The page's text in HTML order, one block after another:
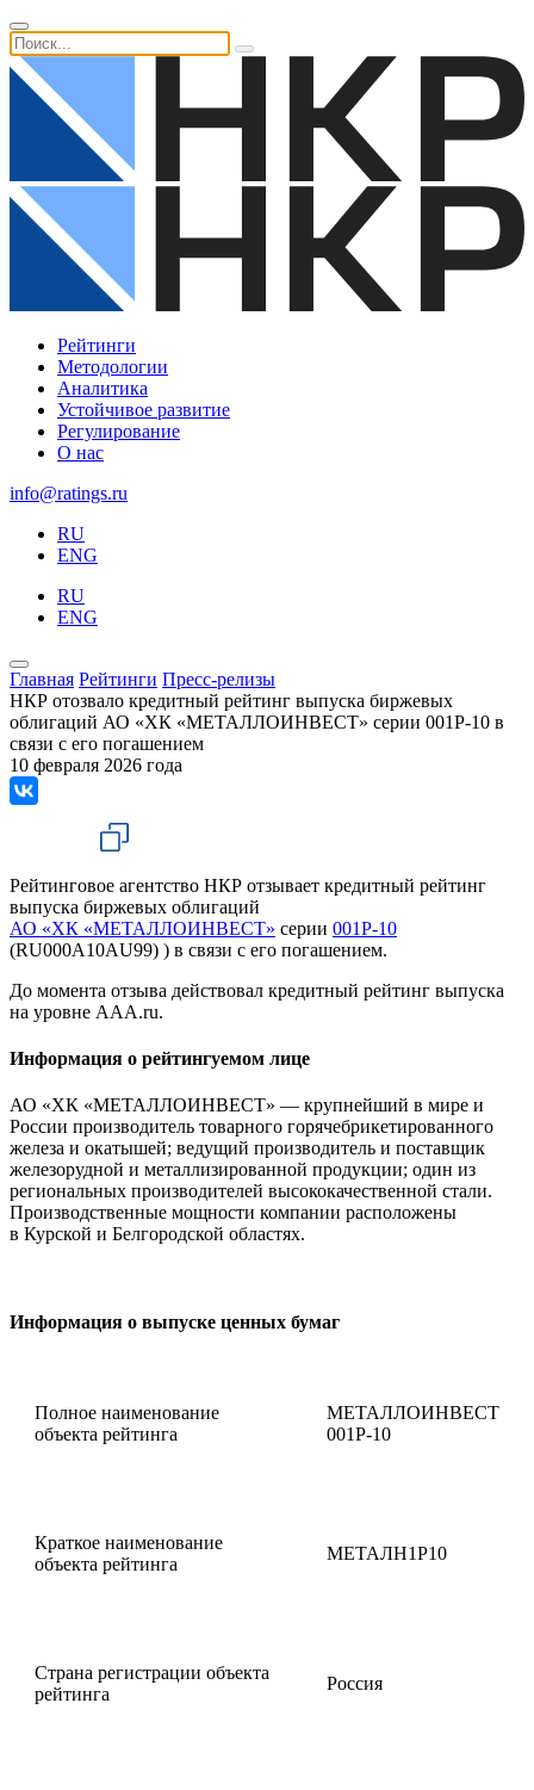
Рейтинги
Методологии
Аналитика
Устойчивое развитие
Регулирование
О нас
info@ratings.ru
RU
ENG
RU
ENG
Главная Рейтинги Пресс-релизы
НКР отозвало кредитный рейтинг выпуска биржевых
облигаций АО «ХК «МЕТАЛЛОИНВЕСТ» серии 001Р-10 в
связи с его погашением
10 февраля 2026 года
Рейтинговое агентство НКР отзывает кредитный рейтинг
выпуска биржевых облигаций
АО «ХК «МЕТАЛЛОИНВЕСТ» серии 001Р-10
(RU000A10AU99) ) в связи с его погашением.
До момента отзыва действовал кредитный рейтинг выпуска
на уровне AAA.ru.
Информация о рейтингуемом лице
АО «ХК «МЕТАЛЛОИНВЕСТ» — крупнейший в мире и
России производитель товарного горячебрикетированного
железа и окатышей; ведущий производитель и поставщик
железорудной и металлизированной продукции; один из
региональных производителей высококачественной стали.
Производственные мощности компании расположены
в Курской и Белгородской областях.
Информация о выпуске ценных бумаг
Полное наименование
объекта рейтинга
МЕТАЛЛОИНВЕСТ
001P-10
Краткое наименование
объекта рейтинга
МЕТАЛН1P10
Страна регистрации объекта
рейтинга
Россия